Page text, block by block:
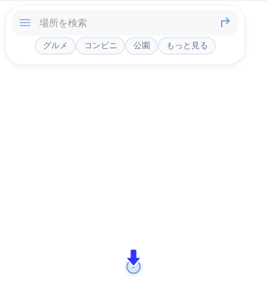
グルメ コンビニ 公園 もっと見る